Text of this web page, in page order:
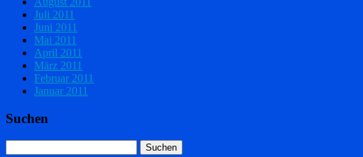
Juli 2011
Juni 2011
Mai 2011
April 2011
März 2011
Februar 2011
Januar 2011
Suchen